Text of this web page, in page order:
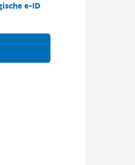
e-ID